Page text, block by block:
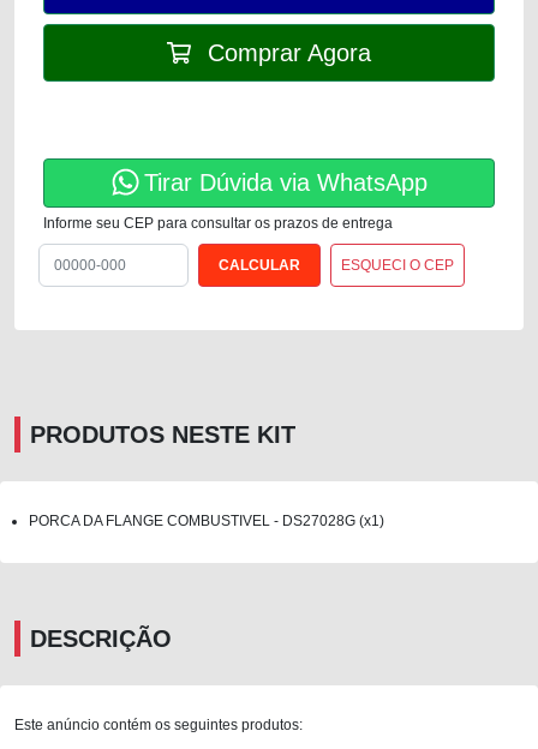
Comprar Agora
Tirar Dúvida via WhatsApp
Informe seu CEP para consultar os prazos de entrega
ESQUECI O CEP
PRODUTOS NESTE KIT
PORCA DA FLANGE COMBUSTIVEL - DS27028G (x1)
DESCRIÇÃO
Este anúncio contém os seguintes produtos: